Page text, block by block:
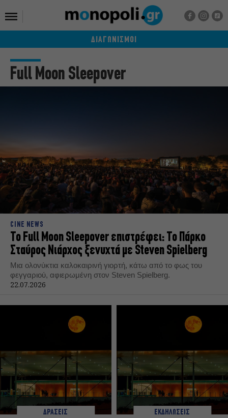
ΔΙΑΓΩΝΙΣΜΟΙ
Full Moon Sleepover
CINE NEWS
Το Full Moon Sleepover επιστρέφει: Το Πάρκο
Σταύρος Νιάρχος ξενυχτά με Steven Spielberg
Μια ολονύκτια καλοκαιρινή γιορτή, κάτω από το φως του
φεγγαριού, αφιερωμένη στον Steven Spielberg.
22.07.2026
ΔΡΑΣΕΙΣ ΕΚΔΗΛΩΣΕΙΣ